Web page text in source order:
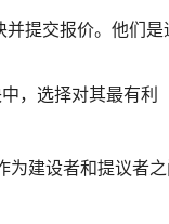
提交报价。他们
，选择对其最有利
为建设者和提议者